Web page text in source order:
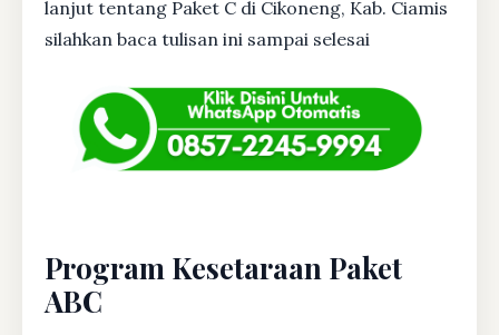
lanjut tentang Paket C di Cikoneng, Kab. Ciamis
silahkan baca tulisan ini sampai selesai
Program Kesetaraan Paket
ABC